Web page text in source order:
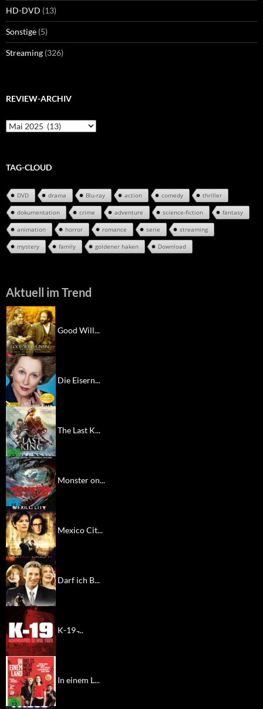
HD-DVD (13)
Sonstige (5)
Streaming (326)
REVIEW-ARCHIV
Review-
Archiv
TAG-CLOUD
DVD drama Blu-ray action comedy thriller
dokumentation crime adventure science-fiction fantasy
animation horror romance serie streaming
mystery family goldener haken Download
Aktuell im Trend
Good Will...
Die Eisern...
The Last K...
Monster on...
Mexico Cit...
Darf ich B...
K-19 ̵...
In einem L...